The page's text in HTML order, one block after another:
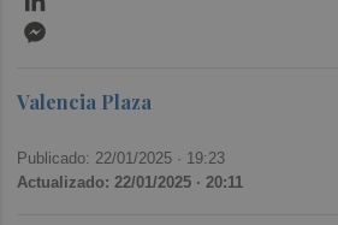
Valencia Plaza
Publicado: 22/01/2025 · 19:23
Actualizado: 22/01/2025 · 20:11